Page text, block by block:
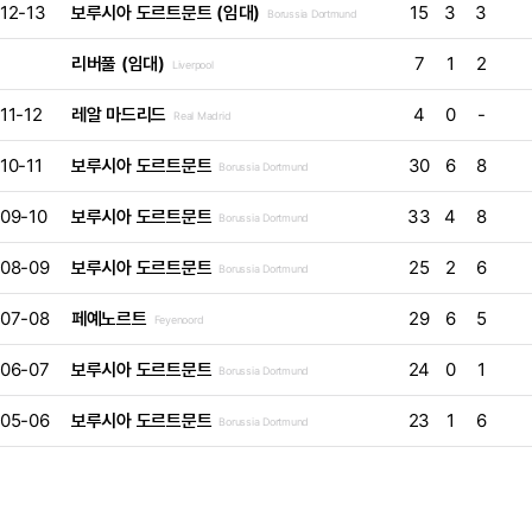
12-13 보루시아 도르트문트 (임대) Borussia Dortmund 15 3 3
리버풀 (임대) Liverpool 7 1 2
11-12 레알 마드리드 Real Madrid 4 0 -
10-11 보루시아 도르트문트 Borussia Dortmund 30 6 8
09-10 보루시아 도르트문트 Borussia Dortmund 33 4 8
08-09 보루시아 도르트문트 Borussia Dortmund 25 2 6
07-08 페예노르트 Feyenoord 29 6 5
06-07 보루시아 도르트문트 Borussia Dortmund 24 0 1
05-06 보루시아 도르트문트 Borussia Dortmund 23 1 6